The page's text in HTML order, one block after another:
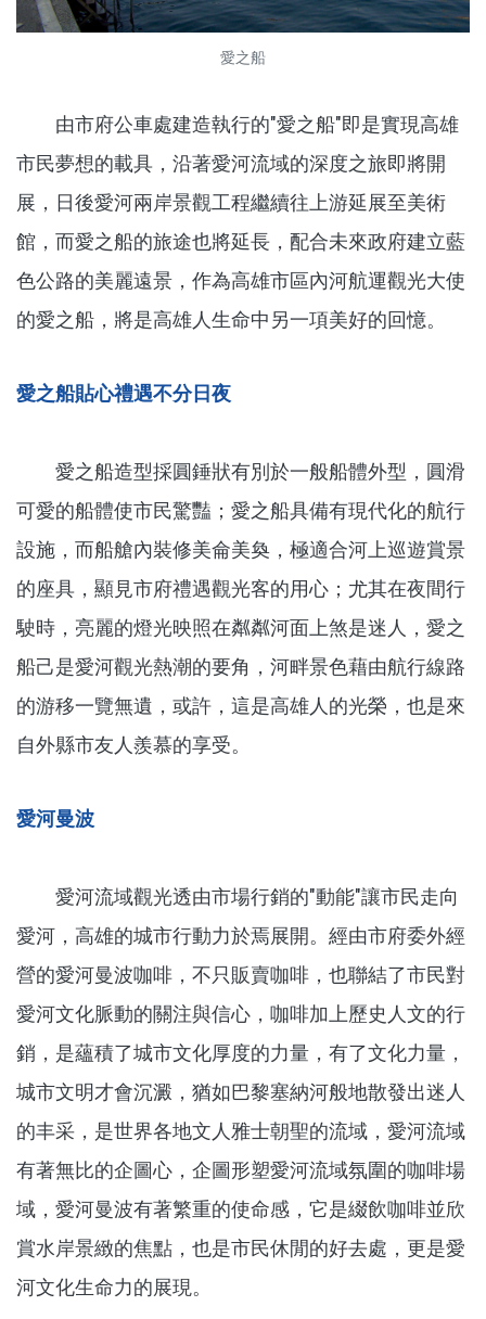
愛之船
由市府公車處建造執行的"愛之船"即是實現高雄
市民夢想的載具，沿著愛河流域的深度之旅即將開
展，日後愛河兩岸景觀工程繼續往上游延展至美術
館，而愛之船的旅途也將延長，配合未來政府建立藍
色公路的美麗遠景，作為高雄市區內河航運觀光大使
的愛之船，將是高雄人生命中另一項美好的回憶。
愛之船貼心禮遇不分日夜
愛之船造型採圓錘狀有別於一般船體外型，圓滑
可愛的船體使市民驚豔；愛之船具備有現代化的航行
設施，而船艙內裝修美侖美奐，極適合河上巡遊賞景
的座具，顯見市府禮遇觀光客的用心；尤其在夜間行
駛時，亮麗的燈光映照在粼粼河面上煞是迷人，愛之
船己是愛河觀光熱潮的要角，河畔景色藉由航行線路
的游移一覽無遺，或許，這是高雄人的光榮，也是來
自外縣市友人羨慕的享受。
愛河曼波
愛河流域觀光透由市場行銷的"動能"讓市民走向
愛河，高雄的城市行動力於焉展開。經由市府委外經
營的愛河曼波咖啡，不只販賣咖啡，也聯結了市民對
愛河文化脈動的關注與信心，咖啡加上歷史人文的行
銷，是蘊積了城市文化厚度的力量，有了文化力量，
城市文明才會沉澱，猶如巴黎塞納河般地散發出迷人
的丰采，是世界各地文人雅士朝聖的流域，愛河流域
有著無比的企圖心，企圖形塑愛河流域氛圍的咖啡場
域，愛河曼波有著繁重的使命感，它是綴飲咖啡並欣
賞水岸景緻的焦點，也是市民休閒的好去處，更是愛
河文化生命力的展現。